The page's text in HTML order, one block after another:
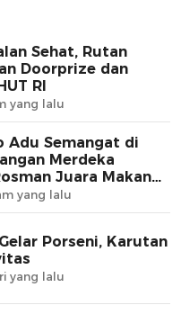
Sehat, Rutan
Doorprize dan
RI
yang lalu
Adu Semangat di
Merdeka
Juara Makan
yang lalu
Porseni, Karutan
yang lalu